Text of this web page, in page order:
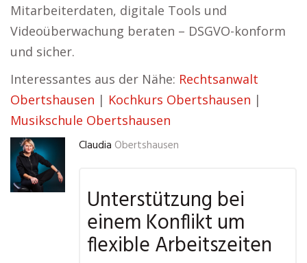
Mitarbeiterdaten, digitale Tools und
Videoüberwachung beraten – DSGVO-konform
und sicher.
Interessantes aus der Nähe: Rechtsanwalt
Obertshausen | Kochkurs Obertshausen |
Musikschule Obertshausen
Claudia Obertshausen
Unterstützung bei
einem Konflikt um
flexible Arbeitszeiten